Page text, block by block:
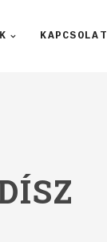
KAPCSOLAT